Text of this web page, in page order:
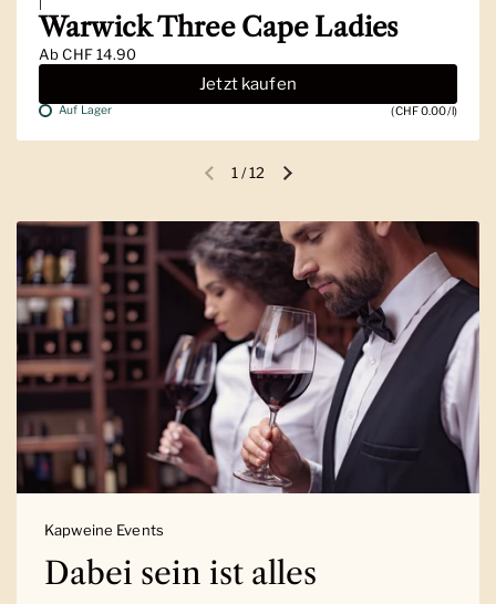
Warwick Three Cape Ladies
AbCHF 14.90
Jetzt kaufen
Auf Lager (CHF 0.00/l)
Vorherige FolieNächste Folie
1/12
Kapweine Events
Dabei sein ist alles